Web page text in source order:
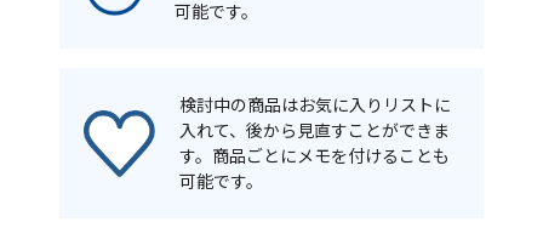
可能です。
検討中の商品はお気に入りリストに
入れて、後から見直すことができま
す。商品ごとにメモを付けることも
可能です。